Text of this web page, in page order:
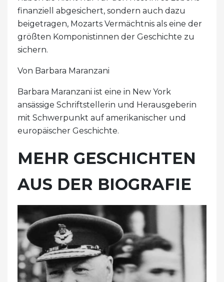
finanziell abgesichert, sondern auch dazu
beigetragen, Mozarts Vermächtnis als eine der
größten Komponistinnen der Geschichte zu
sichern.
Von Barbara Maranzani
Barbara Maranzani ist eine in New York
ansässige Schriftstellerin und Herausgeberin
mit Schwerpunkt auf amerikanischer und
europäischer Geschichte.
MEHR GESCHICHTEN
AUS DER BIOGRAFIE